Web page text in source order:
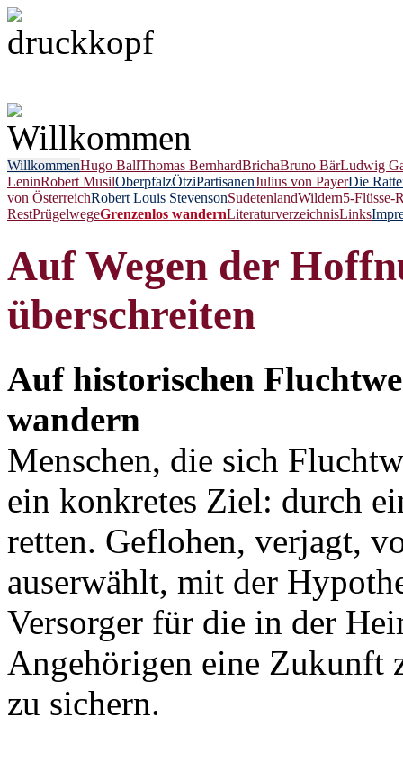
Willkommen
WillkommenHugo BallThomas BernhardBrichaBruno BärLudwig
LeninRobert MusilOberpfalzÖtziPartisanenJulius von PayerDie
von ÖsterreichRobert Louis StevensonSudetenlandWildern5-Flüsse-
RestPrügelwegeGrenzenlos wandernLiteraturverzeichnisLinks
Auf Wegen der
überschreiten
Auf historischen
wandern
Menschen, die sich
ein konkretes Ziel: durch
retten. Geflohen, verjagt,
auserwählt, mit der
Versorger für die in der
Angehörigen eine Zukunft
zu sichern.